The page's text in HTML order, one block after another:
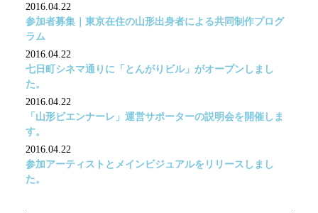
2016.04.22
参加者募集｜東京在住の山形出身者による共同制作プログ
ラム
2016.04.22
七日町シネマ通りに「とんがりビル」がオープンしまし
た。
2016.04.22
「山形ビエンナーレ」運営サポーターの説明会を開催しま
す。
2016.04.22
参加アーティストとメインビジュアルをリリースしまし
た。